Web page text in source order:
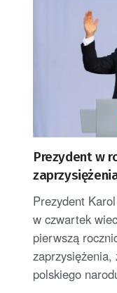
Prezydent w
Polek i
Prezydent
w czwartek
pierwszą
zaprzysiężenia,
polskiego